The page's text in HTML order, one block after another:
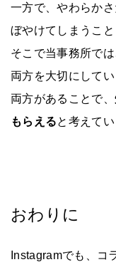
一方で、やわらか
ぼやけてしまうこと
そこで当事務所で
両方を大切にしてい
両方があることで、
もらえると考えてい
おわりに
Instagramでも、コ